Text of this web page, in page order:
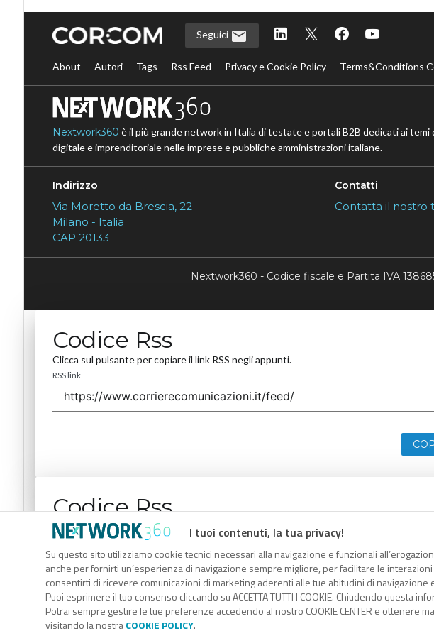
I tuoi contenuti, la tua privacy!
Su questo sito utilizziamo cookie tecnici necessari alla navigazione e funzionali
anche per fornirti un’esperienza di navigazione sempre migliore, per facilitare le
consentirti di ricevere comunicazioni di marketing aderenti alle tue abitudini di navigazione
Puoi esprimere il tuo consenso cliccando su ACCETTA TUTTI I COOKIE. Chiudendo questa
Potrai sempre gestire le tue preferenze accedendo al nostro COOKIE CENTER e ottenere
visitando la nostraCOOKIE POLICY.
Seguici
About Autori Tags Rss Feed Privacy e Cookie Policy Terms&Conditions
Nextwork360 è il più grande network in Italia di testate e portali B2B dedicati ai
digitale e imprenditoriale nelle imprese e pubbliche amministrazioni italiane.
Indirizzo
Via Moretto da Brescia, 22
Milano - Italia
CAP 20133
Contatti
Contatta il nostro
Nextwork360 - Codice fiscale e Partita IVA
Codice Rss
Clicca sul pulsante per copiare il link RSS negli appunti.
RSS link
Codice Rss
Clicca sul pulsante per copiare il link RSS negli appunti.
RSS link